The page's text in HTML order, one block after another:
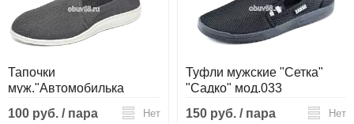
Тапочки
муж."Автомобилька
100 руб. / пара
Нет
Туфли мужские "Сетка"
"Садко" мод.033
150 руб. / пара
Нет